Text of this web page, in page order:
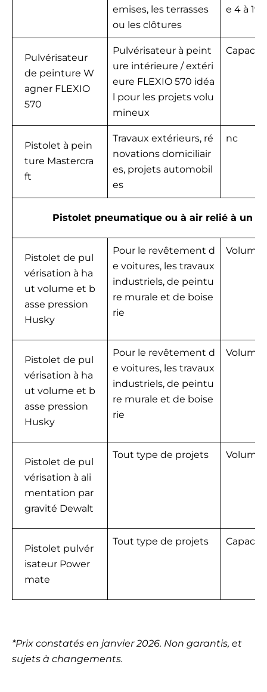
emises, les terrasses
ou les clôtures
e 4 à 19
Pulvérisateur
de peinture W
agner FLEXIO
570
Pulvérisateur à peint
ure intérieure / extéri
eure FLEXIO 570 idéa
l pour les projets volu
mineux
Capacité
Pistolet à pein
ture Mastercra
ft
Travaux extérieurs, ré
novations domiciliair
es, projets automobil
es
nc
Pistolet pneumatique ou à air relié à un
Pistolet de pul
vérisation à ha
ut volume et b
asse pression
Husky
Pour le revêtement d
e voitures, les travaux
industriels, de peintu
re murale et de boise
rie
Volume
Pistolet de pul
vérisation à ha
ut volume et b
asse pression
Husky
Pour le revêtement d
e voitures, les travaux
industriels, de peintu
re murale et de boise
rie
Volume
Pistolet de pul
vérisation à ali
mentation par
gravité Dewalt
Tout type de projets Volume
Pistolet pulvér
isateur Power
mate
Tout type de projets
*Prix constatés en janvier 2026. Non garantis, et
sujets à changements.